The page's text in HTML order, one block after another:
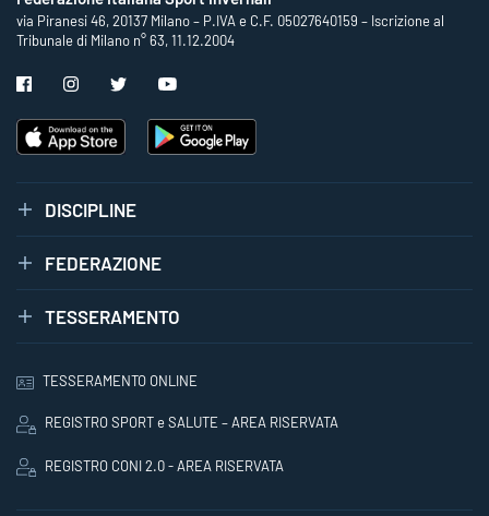
via Piranesi 46, 20137 Milano – P.IVA e C.F. 05027640159 – Iscrizione al
Tribunale di Milano n° 63, 11.12.2004
DISCIPLINE
FEDERAZIONE
TESSERAMENTO
TESSERAMENTO ONLINE
REGISTRO SPORT e SALUTE – AREA RISERVATA
REGISTRO CONI 2.0 - AREA RISERVATA